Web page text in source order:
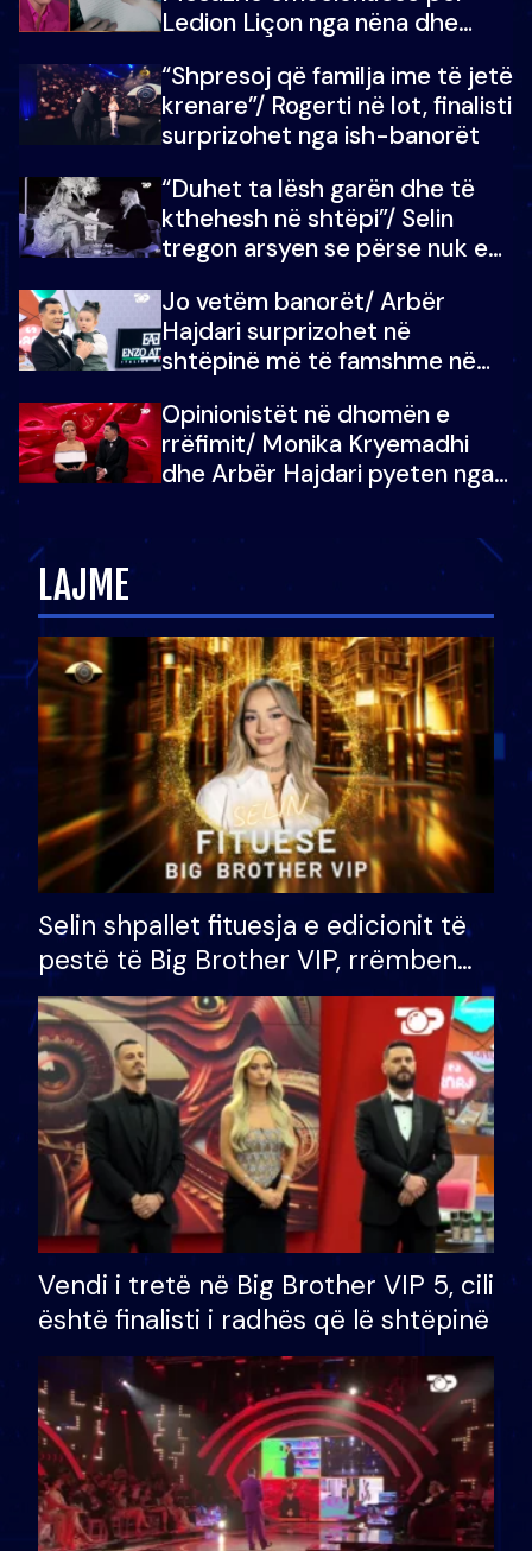
Ledion Liçon nga nëna dhe
mban dot lotët: Nuk meritoj…
“Shpresoj që familja ime të jetë
krenare”/ Rogerti në lot, finalisti
surprizohet nga ish-banorët
“Duhet ta lësh garën dhe të
kthehesh në shtëpi”/ Selin
tregon arsyen se përse nuk e
çoja luftën time deri në fund
Jo vetëm banorët/ Arbër
Hajdari surprizohet në
shtëpinë më të famshme në
vajzën e tij
Opinionistët në dhomën e
rrëfimit/ Monika Kryemadhi
dhe Arbër Hajdari pyeten nga
LAJME
Selin shpallet fituesja e edicionit të
pestë të Big Brother VIP, rrëmben
çmimin e madh prej 100 mijë eurosh
Vendi i tretë në Big Brother VIP 5, cili
është finalisti i radhës që lë shtëpinë